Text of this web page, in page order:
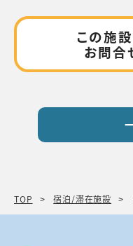
この施
お問合
TOP 宿泊/滞在施設